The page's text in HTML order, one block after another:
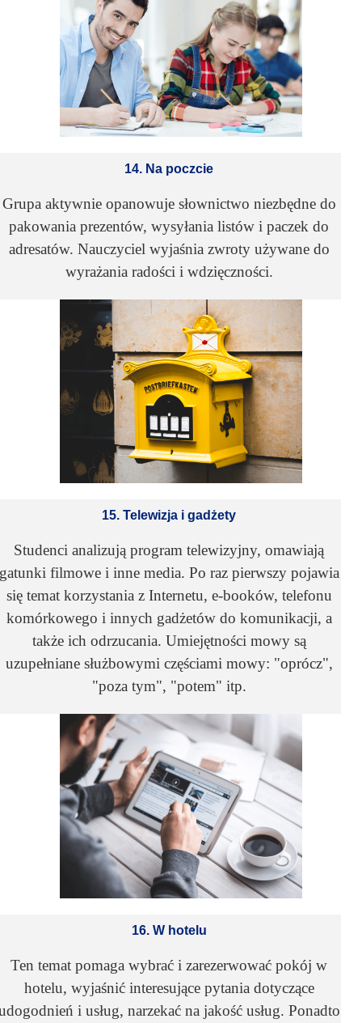
14. Na poczcie
Grupa aktywnie opanowuje słownictwo niezbędne do
pakowania prezentów, wysyłania listów i paczek do
adresatów. Nauczyciel wyjaśnia zwroty używane do
wyrażania radości i wdzięczności.
15. Telewizja i gadżety
Studenci analizują program telewizyjny, omawiają
filmowe i inne media. Po raz pierwszy pojawia
się temat korzystania z Internetu, e-booków, telefonu
komórkowego i innych gadżetów do komunikacji, a
także ich odrzucania. Umiejętności mowy są
uzupełniane służbowymi częściami mowy: "oprócz",
"poza tym", "potem" itp.
16. W hotelu
Ten temat pomaga wybrać i zarezerwować pokój w
hotelu, wyjaśnić interesujące pytania dotyczące
i usług, narzekać na jakość usług. Ponadto